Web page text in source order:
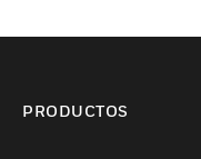
PRODUCTOS